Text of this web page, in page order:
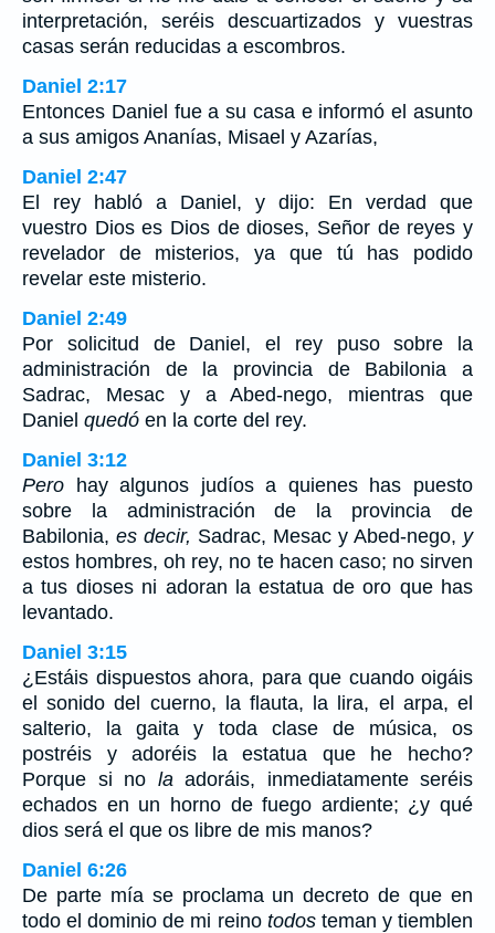
interpretación, seréis descuartizados y vuestras
casas serán reducidas a escombros.
Daniel 2:17
Entonces Daniel fue a su casa e informó el asunto
a sus amigos Ananías, Misael y Azarías,
Daniel 2:47
El rey habló a Daniel, y dijo: En verdad que
vuestro Dios es Dios de dioses, Señor de reyes y
revelador de misterios, ya que tú has podido
revelar este misterio.
Daniel 2:49
Por solicitud de Daniel, el rey puso sobre la
administración de la provincia de Babilonia a
Sadrac, Mesac y a Abed-nego, mientras que
Daniel quedó en la corte del rey.
Daniel 3:12
Pero hay algunos judíos a quienes has puesto
sobre la administración de la provincia de
Babilonia, es decir, Sadrac, Mesac y Abed-nego, y
estos hombres, oh rey, no te hacen caso; no sirven
a tus dioses ni adoran la estatua de oro que has
levantado.
Daniel 3:15
¿Estáis dispuestos ahora, para que cuando oigáis
el sonido del cuerno, la flauta, la lira, el arpa, el
salterio, la gaita y toda clase de música, os
postréis y adoréis la estatua que he hecho?
Porque si no la adoráis, inmediatamente seréis
echados en un horno de fuego ardiente; ¿y qué
dios será el que os libre de mis manos?
Daniel 6:26
De parte mía se proclama un decreto de que en
todo el dominio de mi reino todosteman y tiemblen